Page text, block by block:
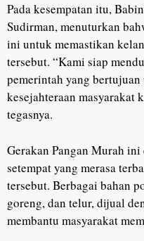
Pada kesempatan itu,
Sudirman, menuturkan
ini untuk memastikan
tersebut. “Kami siap
pemerintah yang
kesejahteraan masyarakat
tegasnya.
Gerakan Pangan Murah
setempat yang merasa
tersebut. Berbagai bahan
goreng, dan telur, dijual
membantu masyarakat